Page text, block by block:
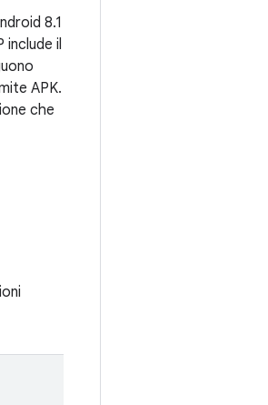
8.1
include il
APK.
che